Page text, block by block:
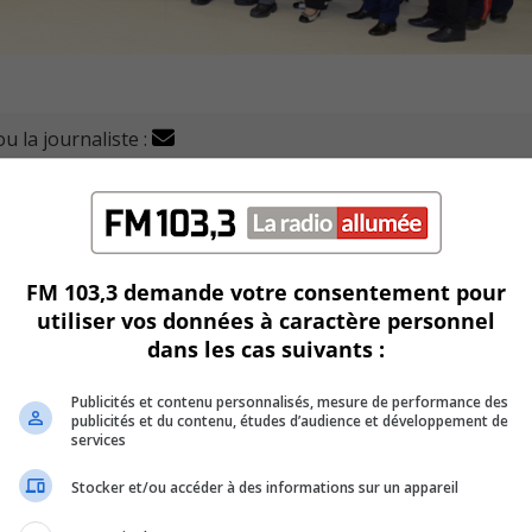
la journaliste :
Manon Jeannotte, a remis à 116 citoyens de la
et d’héroïnes de l’ombre et leur impact dans leur
son monogramme royal y est attaché avec un ruban bleu
dans le hangar du 438e Escadron tactiques
FM 103,3 demande votre consentement pour
utiliser vos données à caractère personnel
dans les cas suivants :
Publicités et contenu personnalisés, mesure de performance des
publicités et du contenu, études d’audience et développement de
services
Stocker et/ou accéder à des informations sur un appareil